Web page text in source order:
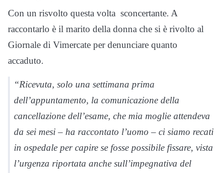
Con un risvolto questa volta sconcertante. A
raccontarlo è il marito della donna che si è rivolto al
Giornale di Vimercate per denunciare quanto
accaduto.
“Ricevuta, solo una settimana prima
dell’appuntamento, la comunicazione della
cancellazione dell’esame, che mia moglie attendeva
da sei mesi – ha raccontato l’uomo – ci siamo recati
in ospedale per capire se fosse possibile fissare, vista
l’urgenza riportata anche sull’impegnativa del